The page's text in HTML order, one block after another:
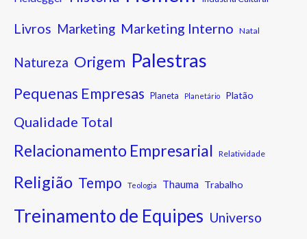
Livros Marketing Marketing Interno Natal
Natureza Origem Palestras
Pequenas Empresas Planeta Planetário Platão
Qualidade Total
Relacionamento Empresarial Relatividade
Religião Tempo Teologia Thauma Trabalho
Treinamento de Equipes Universo